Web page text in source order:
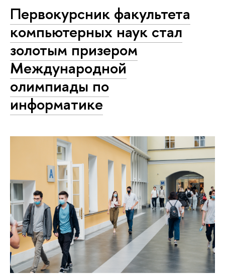
Первокурсник факультета
компьютерных наук стал
золотым призером
Международной
олимпиады по
информатике